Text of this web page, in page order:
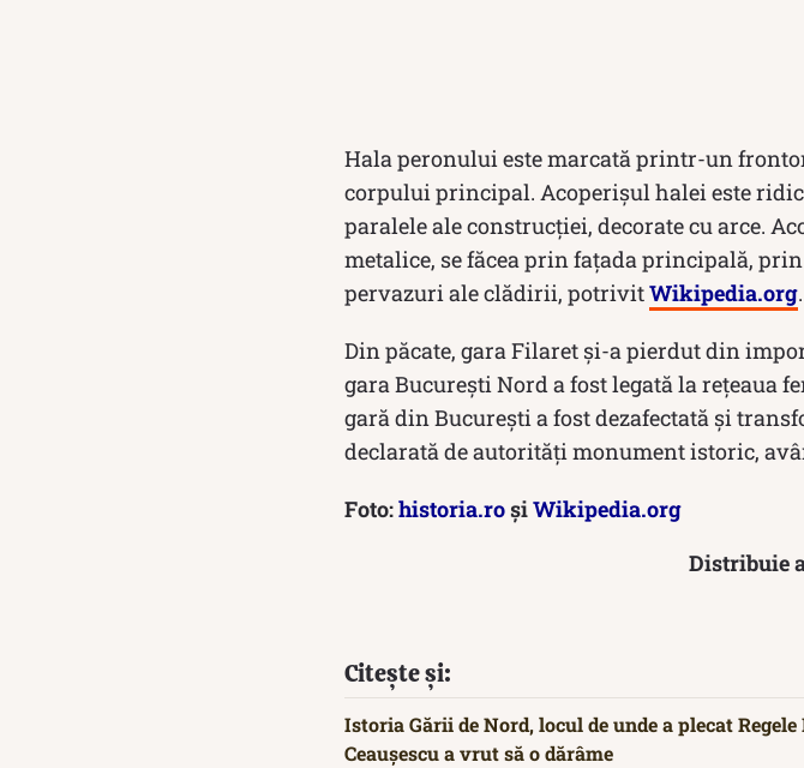
Hala peronului este marcată printr-un
corpului principal. Acoperișul halei este
paralele ale construcției, decorate cu arce.
metalice, se făcea prin fațada principală,
pervazuri ale clădirii, potrivitWikipedia.org.
Din păcate, gara Filaret și-a pierdut din
gara București Nord a fost legată la rețeaua
gară din București a fost dezafectată și
declarată de autorități monument istoric,
Foto:historia.roșiWikipedia.org
Distribuie
Citește și:
Istoria Gării de Nord, locul de unde a plecat
Ceaușescu a vrut să o dărâme